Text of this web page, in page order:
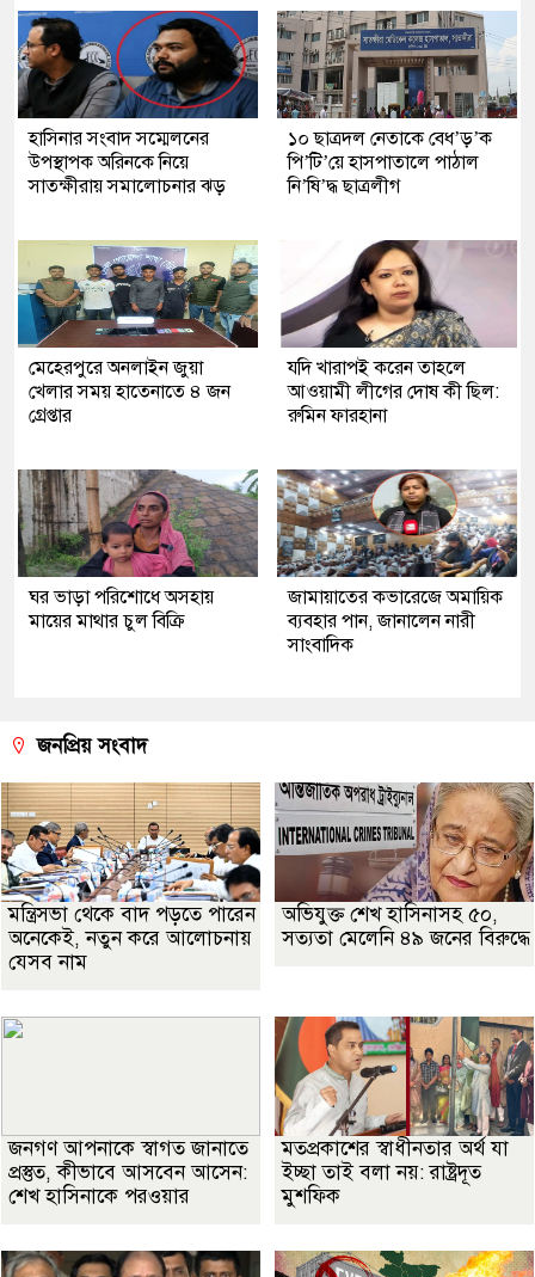
হাসিনার সংবাদ সম্মেলনের
উপস্থাপক অরিনকে নিয়ে
সাতক্ষীরায় সমালোচনার ঝড়
১০ ছাত্রদল নেতাকে বেধ’ড়’ক
পি’টি’য়ে হাসপাতালে পাঠাল
নি’ষি’দ্ধ ছাত্রলীগ
মেহেরপুরে অনলাইন জুয়া
খেলার সময় হাতেনাতে ৪ জন
গ্রেপ্তার
যদি খারাপই করেন তাহলে
আওয়ামী লীগের দোষ কী ছিল:
রুমিন ফারহানা
ঘর ভাড়া পরিশোধে অসহায়
মায়ের মাথার চুল বিক্রি
জামায়াতের কভারেজে অমায়িক
ব্যবহার পান, জানালেন নারী
সাংবাদিক
জনপ্রিয় সংবাদ
মন্ত্রিসভা থেকে বাদ পড়তে পারেন
অনেকেই, নতুন করে আলোচনায়
যেসব নাম
অভিযুক্ত শেখ হাসিনাসহ ৫০,
সত্যতা মেলেনি ৪৯ জনের বিরুদ্ধে
জনগণ আপনাকে স্বাগত জানাতে
প্রস্তুত, কীভাবে আসবেন আসেন:
শেখ হাসিনাকে পরওয়ার
মতপ্রকাশের স্বাধীনতার অর্থ যা
ইচ্ছা তাই বলা নয়: রাষ্ট্রদূত
মুশফিক